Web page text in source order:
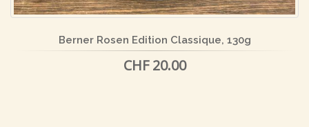
Berner Rosen Edition Classique, 130g
CHF 20.00